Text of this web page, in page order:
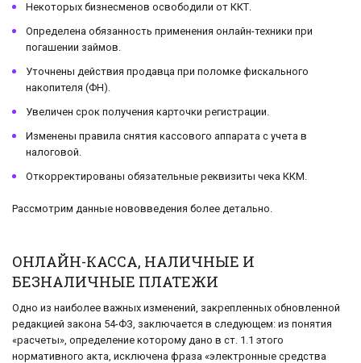
Некоторых бизнесменов освободили от ККТ.
Определена обязанность применения онлайн-техники при
погашении займов.
Уточнены действия продавца при поломке фискального
накопителя (ФН).
Увеличен срок получения карточки регистрации.
Изменены правила снятия кассового аппарата с учета в
налоговой.
Откорректированы обязательные реквизиты чека ККМ.
Рассмотрим данные нововведения более детально.
ОНЛАЙН-КАССА, НАЛИЧНЫЕ И
БЕЗНАЛИЧНЫЕ ПЛАТЕЖИ
Одно из наиболее важных изменений, закрепленных обновленной
редакцией закона 54-ФЗ, заключается в следующем: из понятия
«расчеты», определение которому дано в ст. 1.1 этого
нормативного акта, исключена фраза «электронные средства